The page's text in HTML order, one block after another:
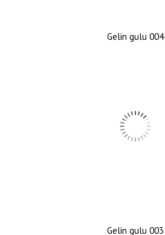
Gelin gulu 004
Gelin gulu 003